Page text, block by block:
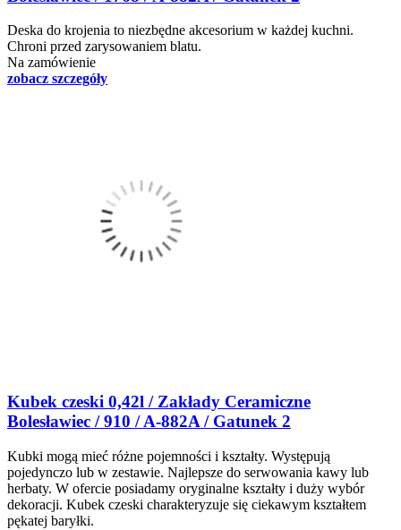
Deska do krojenia to niezbędne akcesorium w każdej kuchni.
Chroni przed zarysowaniem blatu.
Na zamówienie
zobacz szczegóły
Kubek czeski 0,42l / Zakłady Ceramiczne
Bolesławiec / 910 / A-882A / Gatunek 2
Kubki mogą mieć różne pojemności i kształty. Występują
pojedynczo lub w zestawie. Najlepsze do serwowania kawy lub
herbaty. W ofercie posiadamy oryginalne kształty i duży wybór
dekoracji. Kubek czeski charakteryzuje się ciekawym kształtem
pękatej baryłki.